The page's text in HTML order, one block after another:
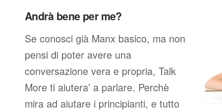
Andrà bene per me?
Se conosci già Manx basico, ma non
pensi di poter avere una
conversazione vera e propria, Talk
More ti aiutera’ a parlare. Perchè
mira ad aiutare i principianti, e tutto